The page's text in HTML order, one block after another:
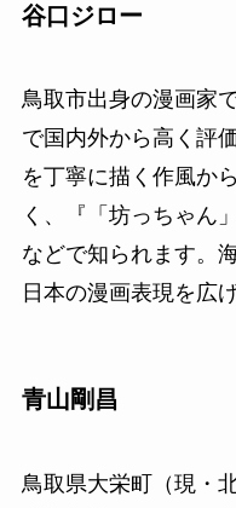
谷口ジロー
鳥取市出身の漫画家
で国内外から高く評
を丁寧に描く作風か
く、『「坊っちゃん
などで知られます。
日本の漫画表現を広
青山剛昌
鳥取県大栄町（現・